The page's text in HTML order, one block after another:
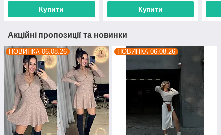
Купити Купити
Акційні пропозиції та новинки
НОВИНКА 06.08.26 НОВИНКА 06.08.26